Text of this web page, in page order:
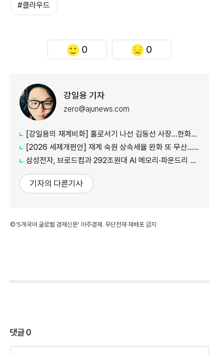
#클라우드
0 0
강일용 기자
zero@ajunews.com
[강일용의 재계비화] 홀로서기 나선 김동선 사장...한화M&S 향후 과제는?
[2026 세제개편안] 재계 숙원 상속세율 완화 또 무산...국내생산·석화 세제지원 실효성 의문
삼성전자, 브로드컴과 292조원대 AI 메모리·파운드리 협력...차세대 HBM 경쟁력 입증
기자의 다른기사
©'5개국어 글로벌 경제신문' 아주경제. 무단전재·재배포 금지
댓글0